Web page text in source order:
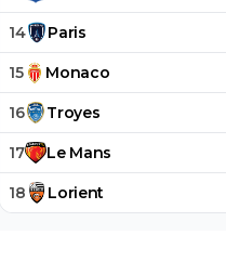
14 Paris
15 Monaco
16 Troyes
17 Le Mans
18 Lorient